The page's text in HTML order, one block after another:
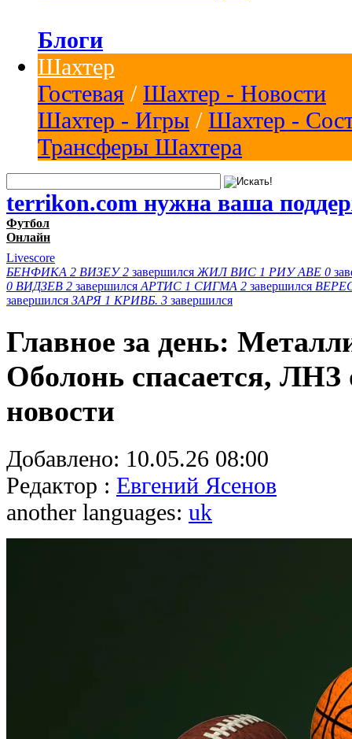
Блоги
Шахтер
Гостевая / Шахтер - Новости
Шахтер - Игры / Шахтер -
Трансферы Шахтера
terrikon.com нужна ваша
Футбол
Онлайн
Livescore
БЕНФИКА 2 ВИЗЕУ 2 завершился ЖИЛ ВИС 1 РИУ АВЕ 0
0 ВИДЗЕВ 2 завершился АРТИС 1 СИГМА 2 завершился
завершился ЗАРЯ 1 КРИВБ. 3 завершился
Главное за день:
Оболонь спасается, ЛНЗ
новости
Добавлено: 10.05.26 08:00
Редактор : Евгений Ясенов
another languages: uk